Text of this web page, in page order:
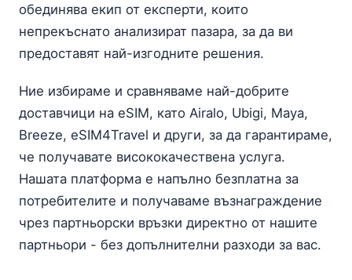
обединява екип от експерти, които
непрекъснато анализират пазара, за да ви
предоставят най-изгодните решения.
Ние избираме и сравняваме най-добрите
доставчици на eSIM, като Airalo, Ubigi, Maya,
Breeze, eSIM4Travel и други, за да гарантираме,
че получавате висококачествена услуга.
Нашата платформа е напълно безплатна за
потребителите и получаваме възнаграждение
чрез партньорски връзки директно от нашите
партньори - без допълнителни разходи за вас.